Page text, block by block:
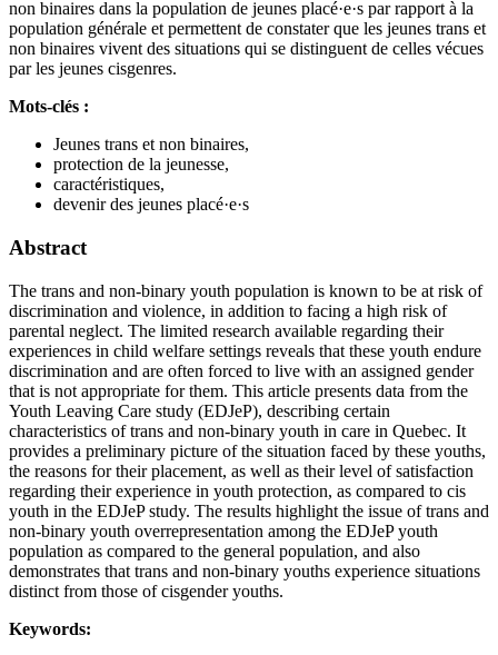
non binaires dans la population de jeunes placé·e·s par rapport à la
population générale et permettent de constater que les jeunes trans et
non binaires vivent des situations qui se distinguent de celles vécues
par les jeunes cisgenres.
Mots-clés :
Jeunes trans et non binaires,
protection de la jeunesse,
caractéristiques,
devenir des jeunes placé·e·s
Abstract
The trans and non-binary youth population is known to be at risk of
discrimination and violence, in addition to facing a high risk of
parental neglect. The limited research available regarding their
experiences in child welfare settings reveals that these youth endure
discrimination and are often forced to live with an assigned gender
that is not appropriate for them. This article presents data from the
Youth Leaving Care study (EDJeP), describing certain
characteristics of trans and non-binary youth in care in Quebec. It
provides a preliminary picture of the situation faced by these youths,
the reasons for their placement, as well as their level of satisfaction
regarding their experience in youth protection, as compared to cis
youth in the EDJeP study. The results highlight the issue of trans and
non-binary youth overrepresentation among the EDJeP youth
population as compared to the general population, and also
demonstrates that trans and non-binary youths experience situations
distinct from those of cisgender youths.
Keywords: